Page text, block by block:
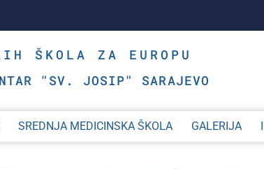
ŠKOLA ZA EUROPU
"SV. JOSIP" SARAJEVO
SREDNJA MEDICINSKA ŠKOLA GALERIJA